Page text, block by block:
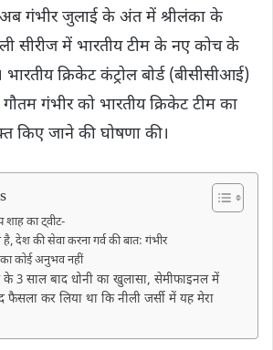
अब गंभीर जुलाई के अंत में श्रीलंका के
सीरीज में भारतीय टीम के नए कोच के
क्रिकेट कंट्रोल बोर्ड (बीसीसीआई)
गंभीर को भारतीय क्रिकेट टीम का
किए जाने की घोषणा की।
का ट्वीट-
है, देश की सेवा करना गर्व की बात: गंभीर
कोई अनुभव नहीं
3 साल बाद धोनी का खुलासा, सेमीफाइनल में
कर लिया था कि नीली जर्सी में यह मेरा